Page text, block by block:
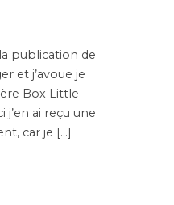
publication de
et j’avoue je
Box Little
ai reçu une
car je […]